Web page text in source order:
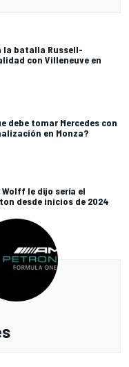
la batalla Russell-
con Villeneuve en
debe tomar Mercedes con
en Monza?
le dijo sería el
desde inicios de 2024